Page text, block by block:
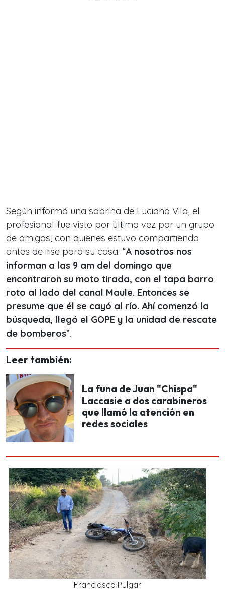
Según informó una sobrina de Luciano Vilo, el
profesional fue visto por última vez por un grupo
de amigos, con quienes estuvo compartiendo
antes de irse para su casa. “A nosotros nos
informan a las 9 am del domingo que
encontraron su moto tirada, con el tapa barro
roto al lado del canal Maule. Entonces se
presume que él se cayó al río. Ahí comenzó la
búsqueda, llegó el GOPE y la unidad de rescate
de bomberos”.
Leer también:
La funa de Juan "Chispa"
Laccasie a dos carabineros
que llamó la atención en
redes sociales
Franciasco Pulgar